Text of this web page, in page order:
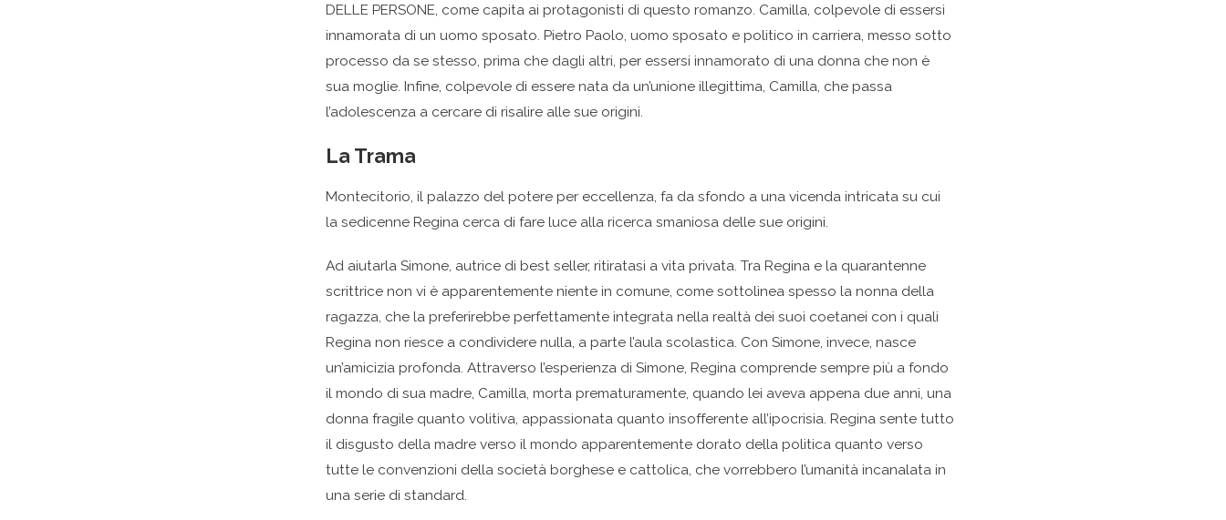
DELLE PERSONE, come capita ai protagonisti di questo romanzo. Camilla, colpevole di essersi
innamorata di un uomo sposato. Pietro Paolo, uomo sposato e politico in carriera, messo sotto
processo da se stesso, prima che dagli altri, per essersi innamorato di una donna che non è
sua moglie. Infine, colpevole di essere nata da un’unione illegittima, Camilla, che passa
l’adolescenza a cercare di risalire alle sue origini.
La Trama
Montecitorio, il palazzo del potere per eccellenza, fa da sfondo a una vicenda intricata su cui
la sedicenne Regina cerca di fare luce alla ricerca smaniosa delle sue origini.
Ad aiutarla Simone, autrice di best seller, ritiratasi a vita privata. Tra Regina e la quarantenne
scrittrice non vi è apparentemente niente in comune, come sottolinea spesso la nonna della
ragazza, che la preferirebbe perfettamente integrata nella realtà dei suoi coetanei con i quali
Regina non riesce a condividere nulla, a parte l’aula scolastica. Con Simone, invece, nasce
un’amicizia profonda. Attraverso l’esperienza di Simone, Regina comprende sempre più a fondo
il mondo di sua madre, Camilla, morta prematuramente, quando lei aveva appena due anni, una
donna fragile quanto volitiva, appassionata quanto insofferente all’ipocrisia. Regina sente tutto
il disgusto della madre verso il mondo apparentemente dorato della politica quanto verso
tutte le convenzioni della società borghese e cattolica, che vorrebbero l’umanità incanalata in
una serie di standard.